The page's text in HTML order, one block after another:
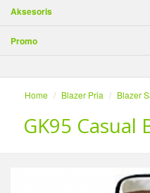
Aksesoris
Promo
Home Blazer Pria Blazer
GK95 Casual